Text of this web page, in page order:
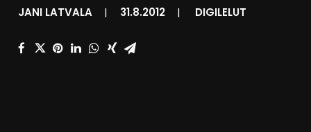
JANI LATVALA | 31.8.2012 | DIGILELUT